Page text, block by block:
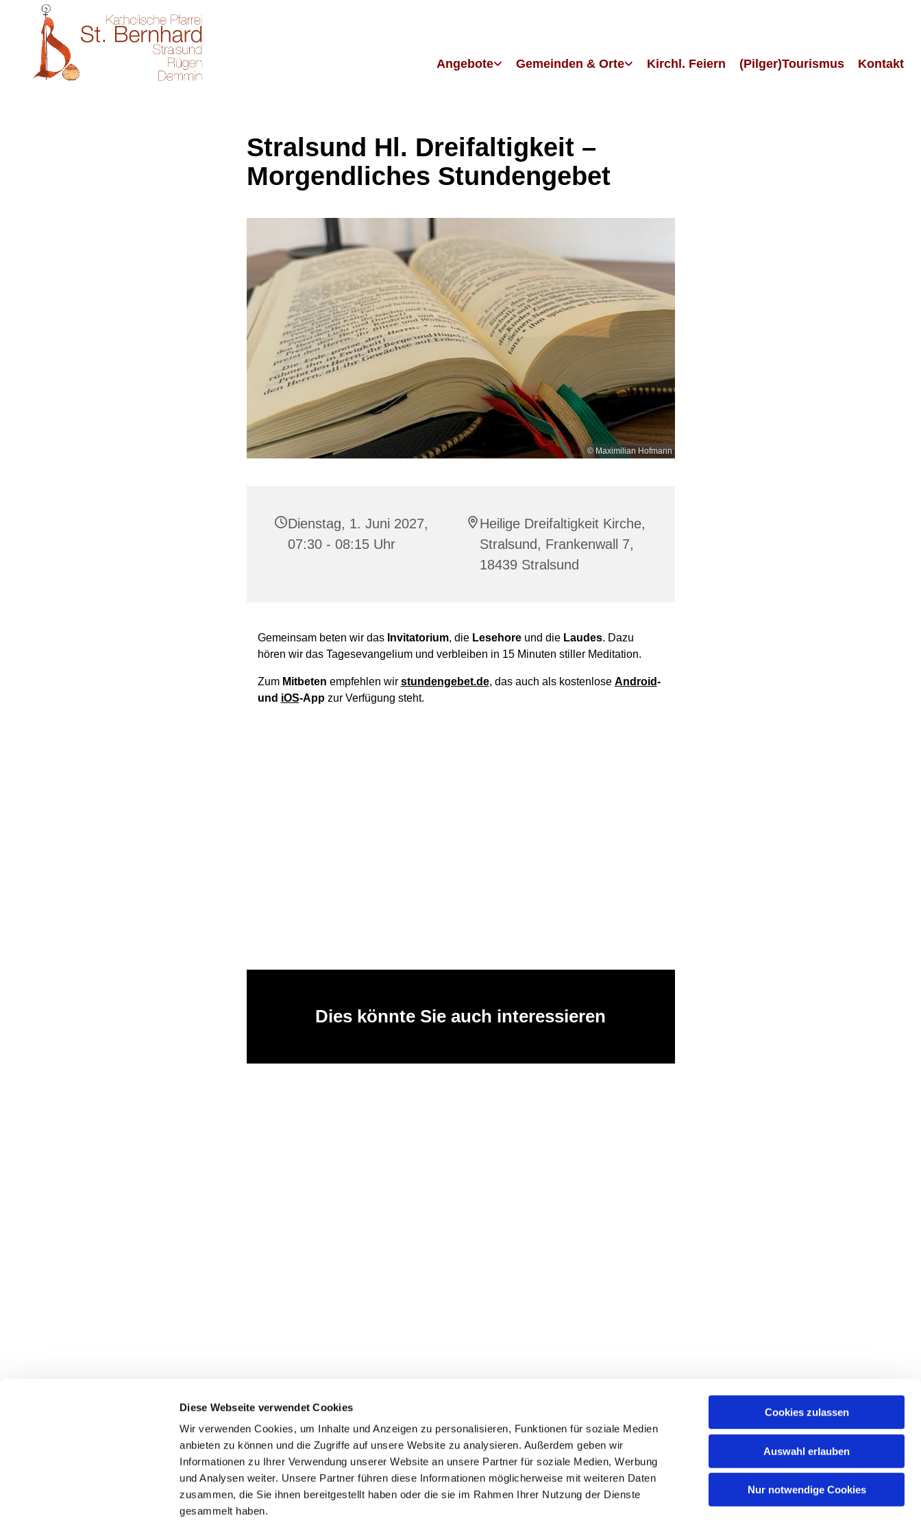
Diese Webseite verwendet Cookies
Wir verwenden Cookies, um Inhalte und Anzeigen zu personalisieren, Funktionen für soziale Medien
anbieten zu können und die Zugriffe auf unsere Website zu analysieren. Außerdem geben wir
Informationen zu Ihrer Verwendung unserer Website an unsere Partner für soziale Medien, Werbung
und Analysen weiter. Unsere Partner führen diese Informationen möglicherweise mit weiteren Daten
zusammen, die Sie ihnen bereitgestellt haben oder die sie im Rahmen Ihrer Nutzung der Dienste
gesammelt haben.
Cookies zulassen
Auswahl erlauben
Nur notwendige Cookies
Angebote Gemeinden & Orte Kirchl. Feiern (Pilger)Tourismus Kontakt
Stralsund Hl. Dreifaltigkeit –
Morgendliches Stundengebet
© Maximilian Hofmann
Dienstag, 1. Juni 2027,
07:30 - 08:15 Uhr
Heilige Dreifaltigkeit Kirche,
Stralsund, Frankenwall 7,
18439 Stralsund
Gemeinsam beten wir das Invitatorium, die Lesehoreund die Laudes. Dazu
hören wir das Tagesevangelium und verbleiben in 15 Minuten stiller Meditation.
Zum Mitbeten empfehlen wir stundengebet.de, das auch als kostenlose Android-
und iOS-Appzur Verfügung steht.
Dies könnte Sie auch interessieren
Katholische Kirchengemeinde Pfarrei St. Bernhard Stralsund/Rügen/Demmin • Frankenstr. 39 • 18439 Stralsund
Hinweisgebersystem